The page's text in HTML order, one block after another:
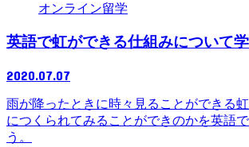
オンライン留学
英語で虹ができる仕組みについて
2020.07.07
雨が降ったときに時々見ることができる
につくられてみることができのかを英語
う。